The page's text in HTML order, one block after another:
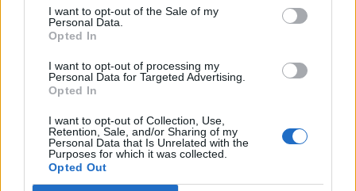
I want to opt-out of the Sale of my
Personal Data.
Opted In
I want to opt-out of processing my
Personal Data for Targeted Advertising.
Opted In
I want to opt-out of Collection, Use,
Retention, Sale, and/or Sharing of my
Personal Data that Is Unrelated with the
Purposes for which it was collected.
Opted Out
Portfolio.hu teljes cikkarchívum
Kötéslisták: BÉT elmúlt 2 év napon belüli
MÁR ELŐFIZETŐNK VAGY?BEJELENTKEZÉS